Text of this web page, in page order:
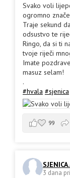
Svako voli
ogromno
Traje sekund
odsustvo te
Ringo, da si ti
tvoje riječi
Imate
masuz selam!
.
#hvala #sjenica
99
3 dana